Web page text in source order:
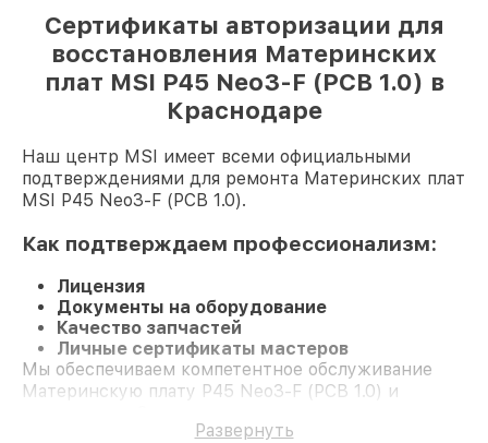
Сертификаты авторизации для
восстановления Материнских
плат MSI P45 Neo3-F (PCB 1.0) в
Краснодаре
Наш центр MSI имеет всеми официальными
подтверждениями для ремонта Материнских плат
MSI P45 Neo3-F (PCB 1.0).
Как подтверждаем профессионализм:
Лицензия
Документы на оборудование
Качество запчастей
Личные сертификаты мастеров
Мы обеспечиваем компетентное обслуживание
Материнскую плату P45 Neo3-F (PCB 1.0) и
Развернуть